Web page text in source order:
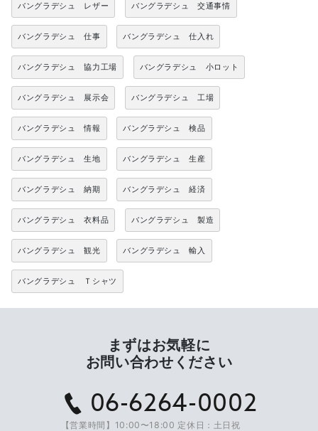
バングラデシュ レザー バングラデシュ 交通事情
バングラデシュ 仕事 バングラデシュ 仕入れ
バングラデシュ 協力工場 バングラデシュ 小ロット
バングラデシュ 展示会 バングラデシュ 工場
バングラデシュ 情報 バングラデシュ 検品
バングラデシュ 生地 バングラデシュ 生産
バングラデシュ 納期 バングラデシュ 経済
バングラデシュ 衣料品 バングラデシュ 製造
バングラデシュ 観光 バングラデシュ 輸入
バングラデシュ Ｔシャツ
まずはお気軽に
お問い合わせください
06-6264-0002
【営業時間】10:00〜18:00 定休日：土日祝